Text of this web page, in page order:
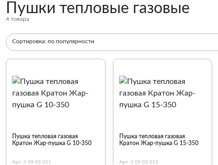
Пушки тепловые газовые
4 товара
Сортировка: по популярности
По наименованию
Пушка тепловая газовая
Кратон Жар-пушка G 10-350
Арт. 3 09 03 011
Пушка тепловая газовая
Кратон Жар-пушка G 15-350
Арт. 3 09 03 012